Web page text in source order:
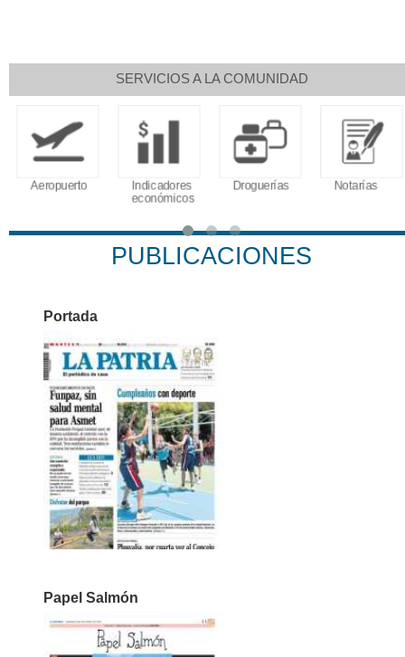
SERVICIOS A LA COMUNIDAD
Aeropuerto
Indicadores
económicos
Droguerías Notarías
PUBLICACIONES
Portada
Papel Salmón